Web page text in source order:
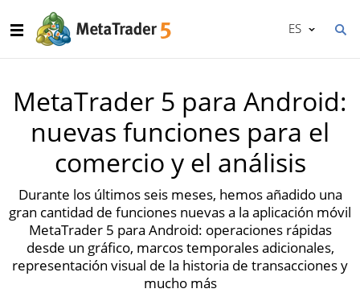
ES
MetaTrader 5 para Android:
nuevas funciones para el
comercio y el análisis
Durante los últimos seis meses, hemos añadido una
gran cantidad de funciones nuevas a la aplicación móvil
MetaTrader 5 para Android: operaciones rápidas
desde un gráfico, marcos temporales adicionales,
representación visual de la historia de transacciones y
mucho más